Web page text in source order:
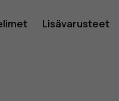
Lisävarusteet